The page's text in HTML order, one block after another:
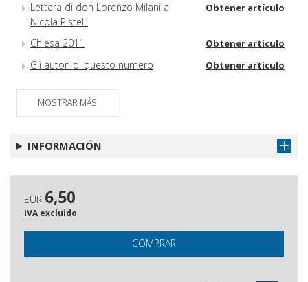
Lettera di don Lorenzo Milani a
Nicola Pistelli
Obtener artículo
Chiesa 2011 Obtener artículo
Gli autori di questo numero Obtener artículo
Questa rivista
MOSTRAR MÁS
INFORMACIÓN
EUR 6,50
IVA excluido
COMPRAR